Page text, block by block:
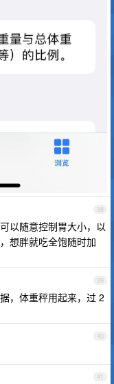
38
以随意控制胃大小，以
想胖就吃全饱随时加
39
，体重秤用起来，过 2
40
41